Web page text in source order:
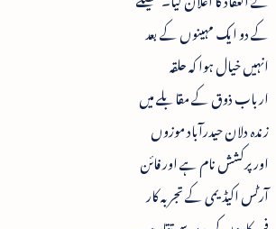
کے دو ایک مہینوں کے بعد
انہیں خیال ہوا کہ حلقہ
ارباب ذوق کے مقابلے میں
زندہ دلان حیدرآباد موزوں
اور پرکشش نام ہے اور فائن
آرٹس اکیڈیمی کے تجربہ کار